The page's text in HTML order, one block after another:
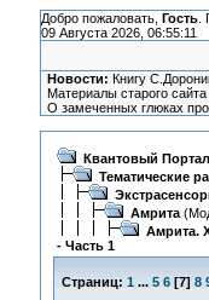
Добро пожаловать, Гость.
09 Августа 2026, 06:55:11
Новости: Книгу
Материалы старого
О замеченных глюках
Квантовый Портал
Тематические
Амрита
Амрита.
- Часть 1
Страниц: 1 ... 5 6[7] 8